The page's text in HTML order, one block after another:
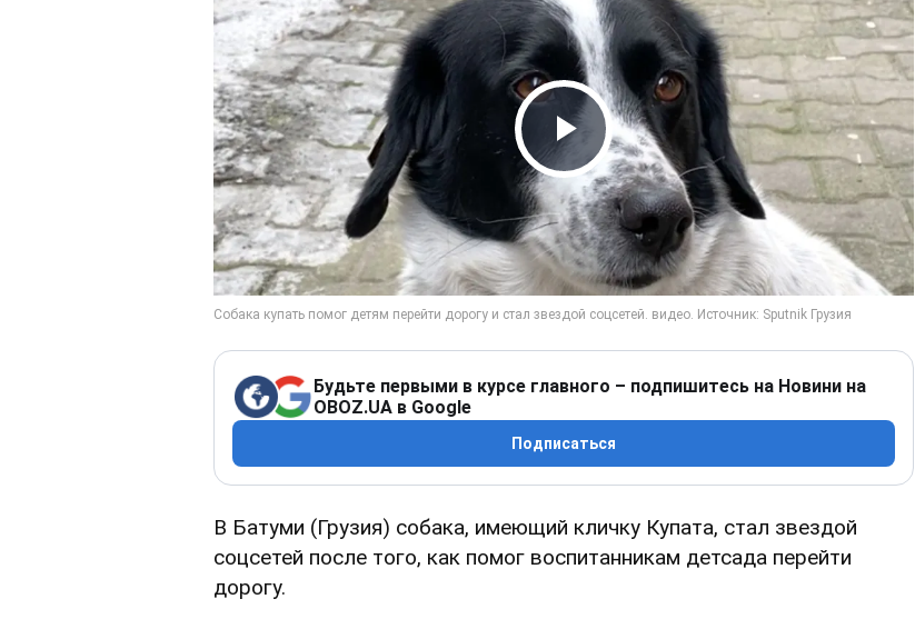
Play Video
Будьте первыми в курсе главного – подпишитесь на Новини на
OBOZ.UA в Google
Подписаться
В Батуми (Грузия) собака, имеющий кличку Купата, стал звездой
соцсетей после того, как помог воспитанникам детсада перейти
дорогу.